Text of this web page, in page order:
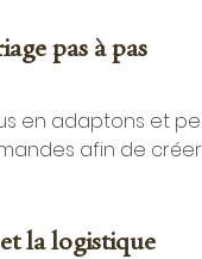
pas à pas
en adaptons et
afin de
la logistique